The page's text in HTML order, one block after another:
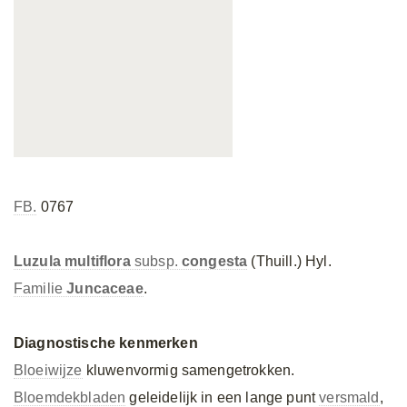
FB. 0767
Luzula multiflorasubsp.congesta (Thuill.) Hyl.
FamilieJuncaceae.
Diagnostische kenmerken
Bloeiwijze kluwenvormig samengetrokken.
Bloemdekbladen geleidelijk in een lange puntversmald ,